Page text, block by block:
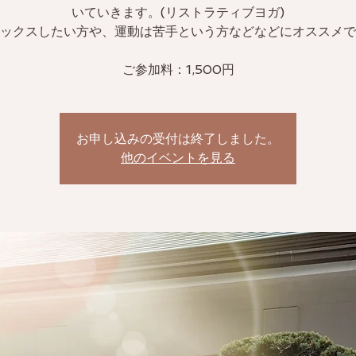
いていきます。(リストラティブヨガ)
クスしたい方や、運動は苦手という方などなどにオススメ
ご参加料：1,500円
お申し込みの受付は終了しました。
他のイベントを見る